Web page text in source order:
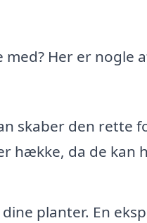
Her er nogle
skaber den rette
hække, da de kan
planter. En